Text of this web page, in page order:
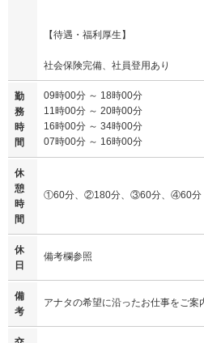
【待遇・福利厚生】
社会保険完備、社員登用あり
勤
務
時
間
09時00分 ～ 18時00分
11時00分 ～ 20時00分
16時00分 ～ 34時00分
07時00分 ～ 16時00分
休
憩
時
間
①60分、②180分、③60分、④60分
休
日
備考欄参照
備
考
アナタの希望に沿ったお仕事をご